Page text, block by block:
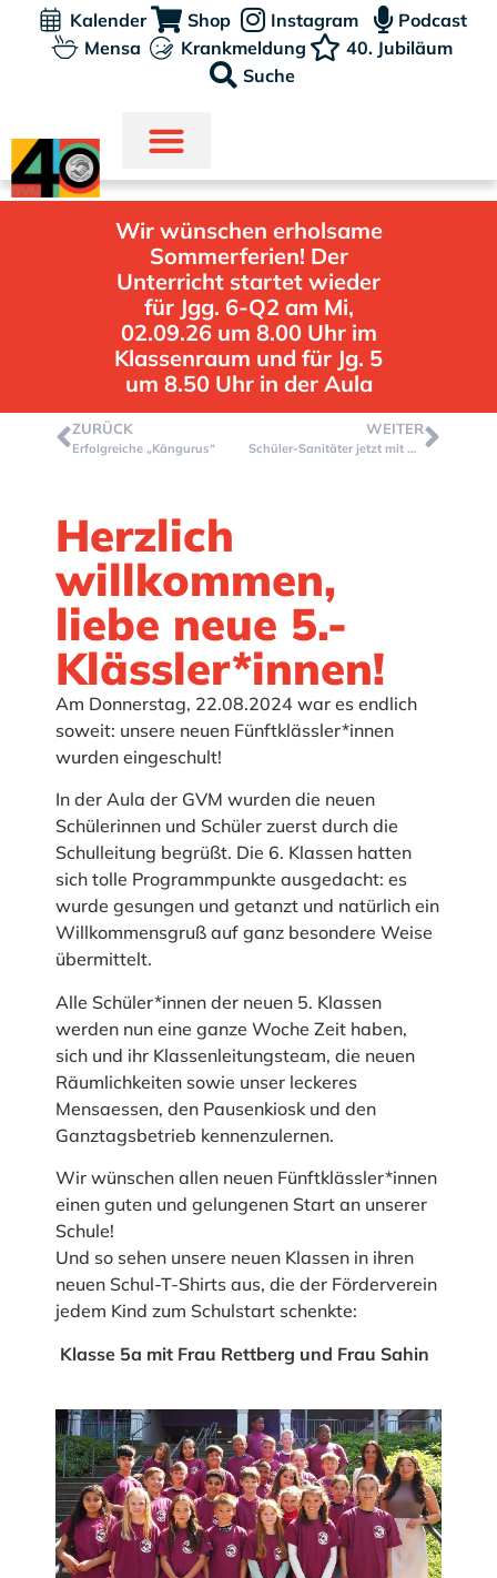
Kalender Shop Instagram
Podcast
Mensa
Krankmeldung
40. Jubiläum
Suche
Wir wünschen erholsame
Sommerferien! Der
Unterricht startet wieder
für Jgg. 6-Q2 am Mi,
02.09.26 um 8.00 Uhr im
Klassenraum und für Jg. 5
um 8.50 Uhr in der Aula
ZURÜCK
Erfolgreiche „Kängurus“
WEITER
Schüler-Sanitäter jetzt mit Notfallhandy erreichbar
Herzlich
willkommen,
liebe neue 5.-
Klässler*innen!
Am Donnerstag, 22.08.2024 war es endlich
soweit: unsere neuen Fünftklässler*innen
wurden eingeschult!
In der Aula der GVM wurden die neuen
Schülerinnen und Schüler zuerst durch die
Schulleitung begrüßt. Die 6. Klassen hatten
sich tolle Programmpunkte ausgedacht: es
wurde gesungen und getanzt und natürlich ein
Willkommensgruß auf ganz besondere Weise
übermittelt.
Alle Schüler*innen der neuen 5. Klassen
werden nun eine ganze Woche Zeit haben,
sich und ihr Klassenleitungsteam, die neuen
Räumlichkeiten sowie unser leckeres
Mensaessen, den Pausenkiosk und den
Ganztagsbetrieb kennenzulernen.
Wir wünschen allen neuen Fünftklässler*innen
einen guten und gelungenen Start an unserer
Schule!
Und so sehen unsere neuen Klassen in ihren
neuen Schul-T-Shirts aus, die der Förderverein
jedem Kind zum Schulstart schenkte:
Klasse 5a mit Frau Rettberg und Frau Sahin